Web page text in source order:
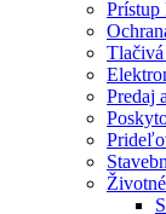
Prístup
Predaj